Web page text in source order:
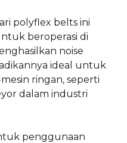
polyflex belts ini
beroperasi di
noise
ideal untuk
ringan, seperti
dalam industri
penggunaan